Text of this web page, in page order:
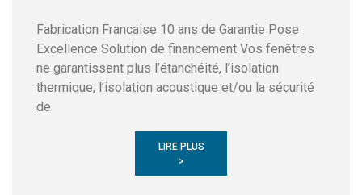
Fabrication Francaise 10 ans de Garantie Pose
Excellence Solution de financement Vos fenêtres
ne garantissent plus l’étanchéité, l’isolation
thermique, l’isolation acoustique et/ou la sécurité
de
LIRE PLUS
>